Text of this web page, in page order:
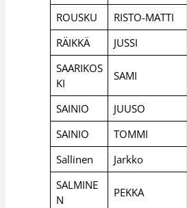
ROUSKU RISTO-MATTI
RÄIKKÄ
JUSSI
SAARIKOS
KI
SAMI
SAINIO JUUSO
SAINIO
TOMMI
Sallinen
Jarkko
SALMINE
N
PEKKA